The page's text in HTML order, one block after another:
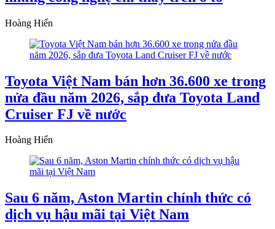
Hoàng Hiển
Toyota Việt Nam bán hơn 36.600 xe trong
nửa đầu năm 2026, sắp đưa Toyota Land
Cruiser FJ về nước
Hoàng Hiển
Sau 6 năm, Aston Martin chính thức có
dịch vụ hậu mãi tại Việt Nam